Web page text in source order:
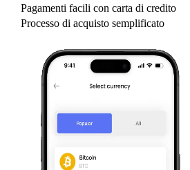
Pagamenti facili con carta di credito
Processo di acquisto semplificato